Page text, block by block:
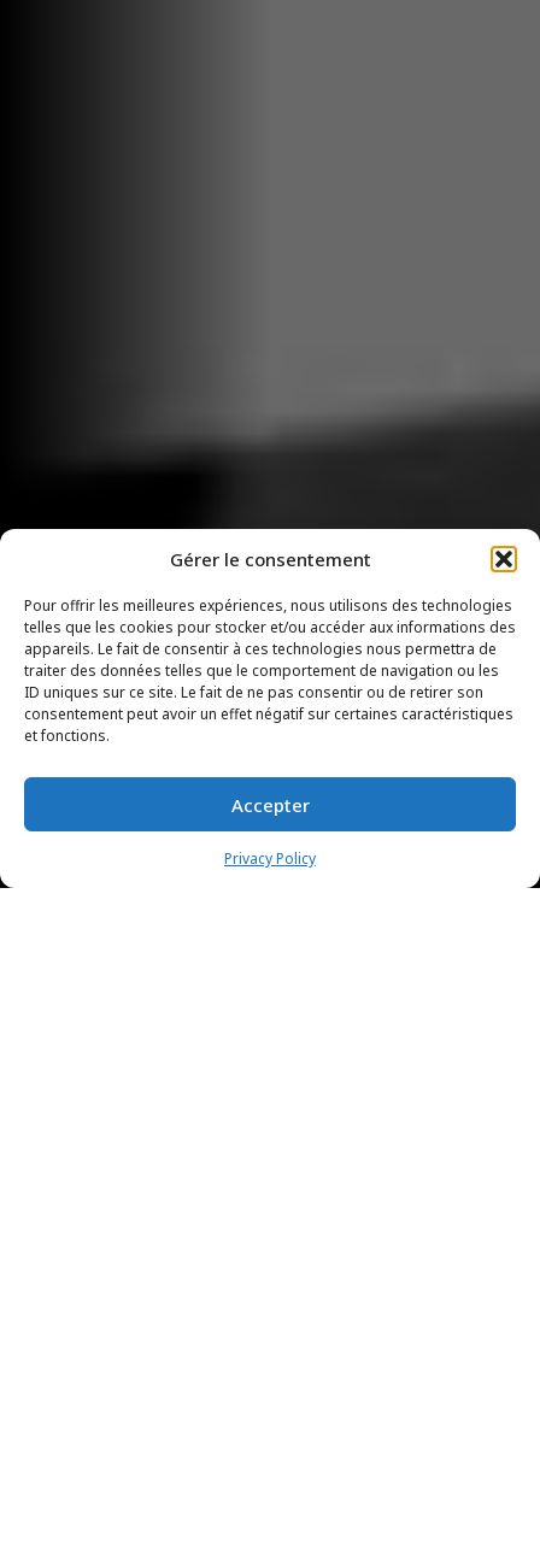
Gérer le consentement
Pour offrir les meilleures expériences, nous utilisons des technologies
telles que les cookies pour stocker et/ou accéder aux informations des
appareils. Le fait de consentir à ces technologies nous permettra de
traiter des données telles que le comportement de navigation ou les
ID uniques sur ce site. Le fait de ne pas consentir ou de retirer son
consentement peut avoir un effet négatif sur certaines caractéristiques
et fonctions.
Accepter
Privacy Policy